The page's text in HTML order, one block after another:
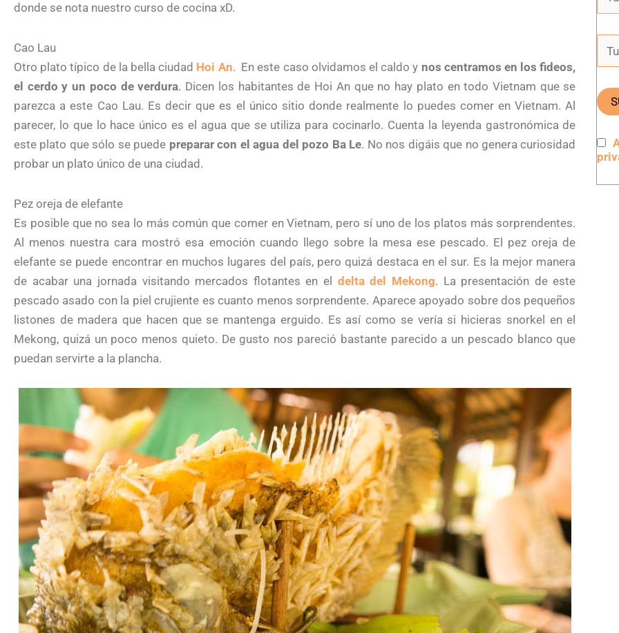
donde se nota nuestro curso de cocina xD.
Cao Lau
Otro plato típico de la bella ciudad Hoi An. En este caso olvidamos el caldo y nos centramos en los fideos,
el cerdo y un poco de verdura. Dicen los habitantes de Hoi An que no hay plato en todo Vietnam que se
parezca a este Cao Lau. Es decir que es el único sitio donde realmente lo puedes comer en Vietnam. Al
parecer, lo que lo hace único es el agua que se utiliza para cocinarlo. Cuenta la leyenda gastronómica de
este plato que sólo se puede preparar con el agua del pozo Ba Le. No nos digáis que no genera curiosidad
probar un plato único de una ciudad.
Pez oreja de elefante
Es posible que no sea lo más común que comer en Vietnam, pero sí uno de los platos más sorprendentes.
Al menos nuestra cara mostró esa emoción cuando llego sobre la mesa ese pescado. El pez oreja de
elefante se puede encontrar en muchos lugares del país, pero quizá destaca en el sur. Es la mejor manera
de acabar una jornada visitando mercados flotantes en el delta del Mekong. La presentación de este
pescado asado con la piel crujiente es cuanto menos sorprendente. Aparece apoyado sobre dos pequeños
listones de madera que hacen que se mantenga erguido. Es así como se vería si hicieras snorkel en el
Mekong, quizá un poco menos quieto. De gusto nos pareció bastante parecido a un pescado blanco que
puedan servirte a la plancha.